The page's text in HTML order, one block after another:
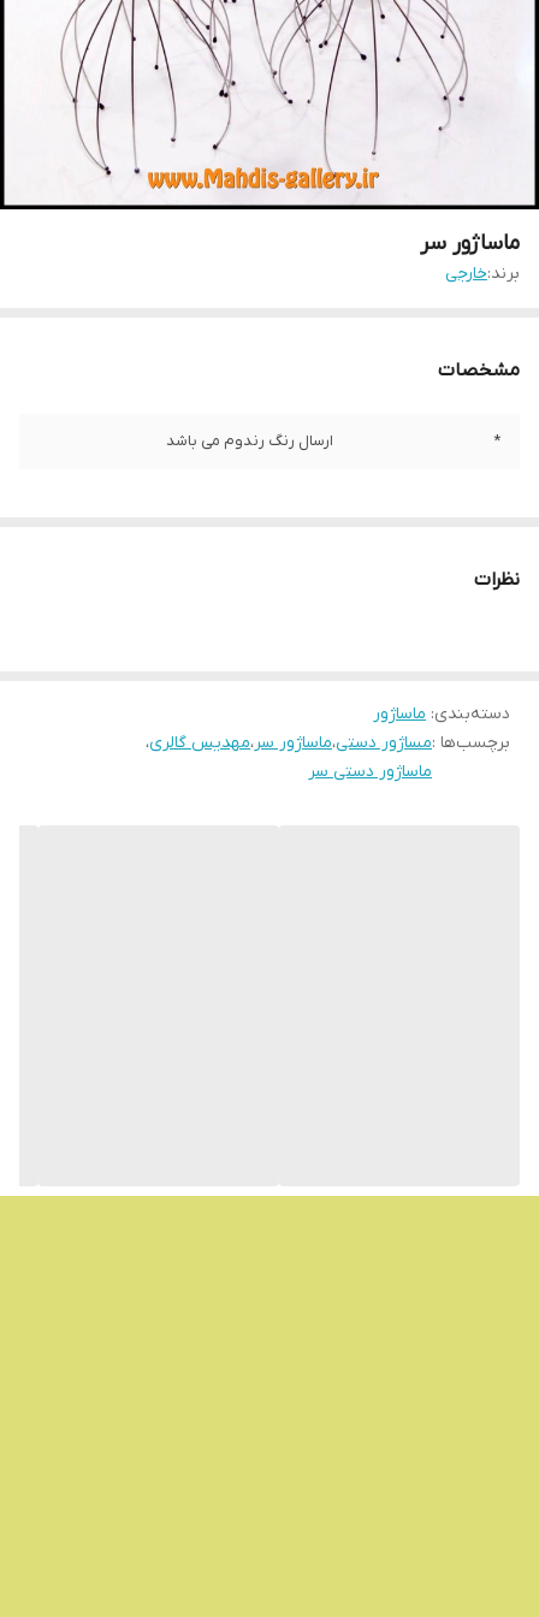
ماساژور سر
برند:خارجی
مشخصات
* ارسال رنگ رندوم می باشد
نظرات
دسته‌بندی: ماساژور
برچسب‌ها :مساژور دستی،ماساژور سر،مهدیس گالری،
ماساژور دستی سر